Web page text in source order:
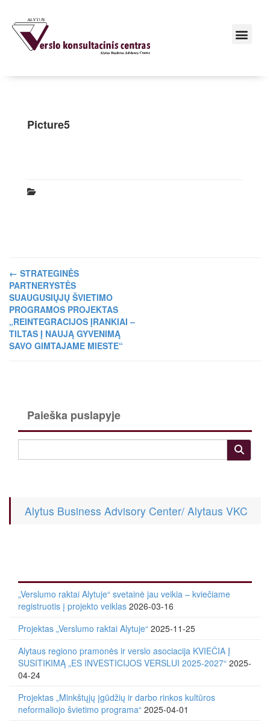
Picture5
← STRATEGINĖS
PARTNERYSTĖS
SUAUGUSIŲJŲ ŠVIETIMO
PROGRAMOS PROJEKTAS
„REINTEGRACIJOS ĮRANKIAI –
TILTAS Į NAUJĄ GYVENIMĄ
SAVO GIMTAJAME MIESTE“
Paieška puslapyje
Alytus Business Advisory Center/ Alytaus VKC
„Verslumo raktai Alytuje“ svetainė jau veikia – kviečiame
registruotis į projekto veiklas 2026-03-16
Projektas „Verslumo raktai Alytuje“ 2025-11-25
Alytaus regiono pramonės ir verslo asociacija KVIEČIA Į
SUSITIKIMĄ „ES INVESTICIJOS VERSLUI 2025-2027“ 2025-
04-24
Projektas „Minkštųjų įgūdžių ir darbo rinkos kultūros
neformaliojo švietimo programa“ 2025-04-01